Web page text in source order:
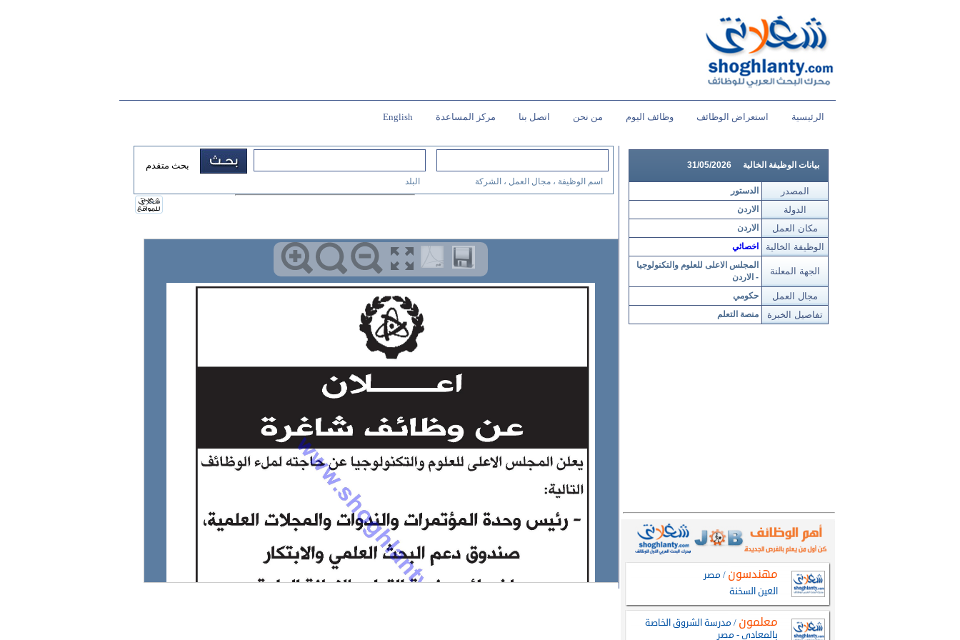
الرئيسية استعراض الوظائف وظائف اليوم من نحن اتصل بنا مركز المساعدة English
بيانات الوظيفة الخالية 31/05/2026
الدستور المصدر
الاردن الدولة
الاردن مكان العمل
اخصائي الوظيفة الخالية
المجلس الاعلى للعلوم والتكنولوجيا
- الاردن
الجهة المعلنة
حكومي مجال العمل
منصة التعلم تفاصيل الخبرة
اسم الوظيفة ، مجال العمل ، الشركة البلد
بحث متقدم